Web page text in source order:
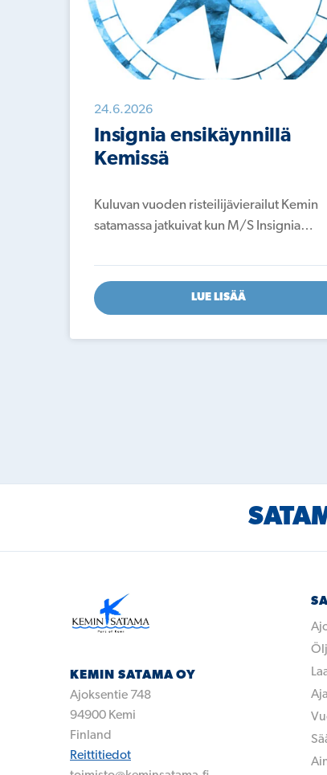
24.6.2026
Insignia ensikäynnillä
Kemissä
Kuluvan vuoden risteilijävierailut Kemin
satamassa jatkuivat kun M/S Insignia…
LUE LISÄÄ
KEMIN SATAMA OY
Ajoksentie 748
94900 Kemi
Finland
Reittitiedot